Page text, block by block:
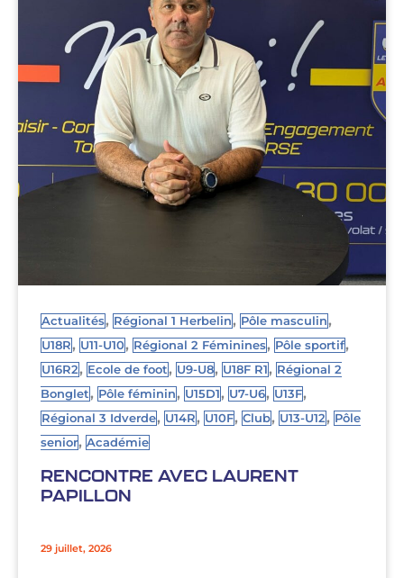
Actualités, Régional 1 Herbelin, Pôle masculin,
U18R, U11-U10, Régional 2 Féminines, Pôle sportif,
U16R2, Ecole de foot, U9-U8, U18F R1, Régional 2
Bonglet, Pôle féminin, U15D1, U7-U6, U13F,
Régional 3 Idverde, U14R, U10F, Club, U13-U12, Pôle
senior, Académie
RENCONTRE AVEC LAURENT
PAPILLON
29 juillet, 2026